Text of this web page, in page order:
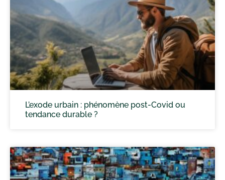
L’exode urbain : phénomène post-Covid ou
tendance durable ?